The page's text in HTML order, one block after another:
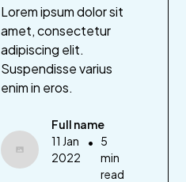
Lorem ipsum dolor sit
amet, consectetur
adipiscing elit.
Suspendisse varius
enim in eros.
Full name
11 Jan
2022
•
5
min
read